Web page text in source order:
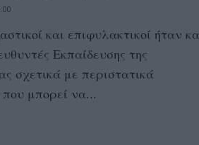
και επιφυλακτικοί ήταν
Εκπαίδευσης της
σχετικά με περιστατικά
μπορεί να...